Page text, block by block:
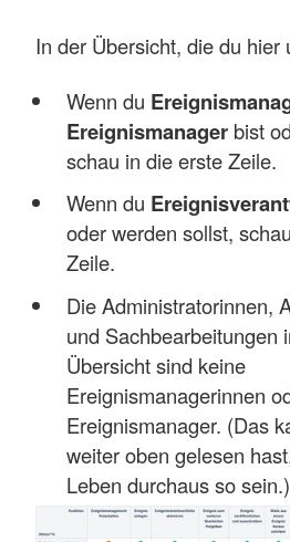
In der Übersicht, die du hier
Wenn du
Ereignismanagerbist
schau in die erste Zeile.
Wenn du
oder werden sollst,
Zeile.
Die Administratorinnen,
und Sachbearbeitungen
Übersicht sind keine
Ereignismanagerinnen
Ereignismanager. (Das
weiter oben gelesen
Leben durchaus so sein.)